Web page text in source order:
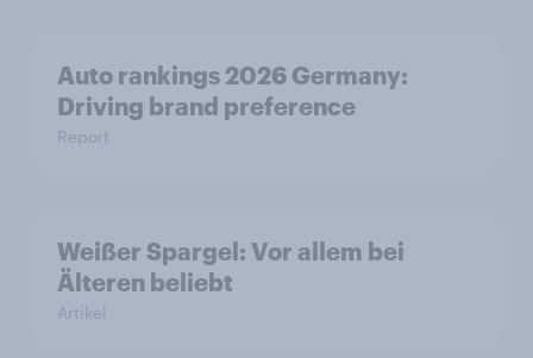
Auto rankings 2026 Germany:
Driving brand preference
Report
Weißer Spargel: Vor allem bei
Älteren beliebt
Artikel